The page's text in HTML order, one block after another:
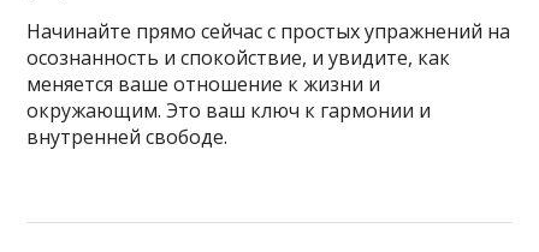
Начинайте прямо сейчас с простых упражнений на
осознанность и спокойствие, и увидите, как
меняется ваше отношение к жизни и
окружающим. Это ваш ключ к гармонии и
внутренней свободе.